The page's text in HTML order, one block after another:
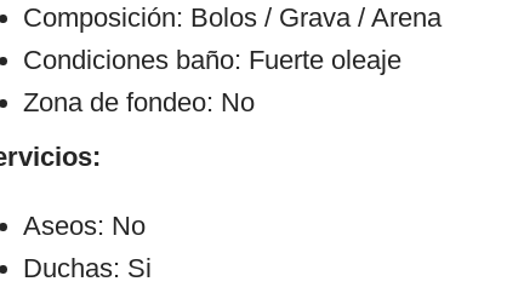
Composición: Bolos / Grava / Arena
Condiciones baño: Fuerte oleaje
Zona de fondeo: No
Aseos: No
Duchas: Si